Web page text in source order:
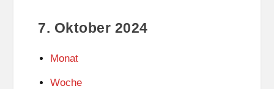
7. Oktober 2024
Monat
Woche